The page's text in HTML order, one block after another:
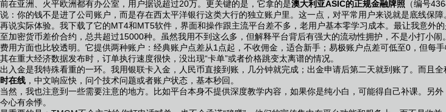
前在亚洲、火平欧洲都有办公室，用户据说超过20万。更关键的是，它拿的是澳大利亚ASIC的正规金融牌照 （编号
说：你的钱不是进了公司账户，而是存在西太平洋银行这类大行的独立账户里。这一点，对平常用户来说就是底线保障
再说实际体验。我下载了它的MT4和MT5软件，界面和操作跟主流平台差不多，老用户基本零学习成本。最让我意
至加密货币差价合约，总共超过15000种。虽然我用不到这么多，但解释平台背后有强大的流动性拥护，不是小打小闹。
费用方面也比较透明。它提供两种账户：经典账户点差从1点起，不收佣金，适合新手；易极账户点差可低至0，但
其在重大经济数据发布时，订单执行速度很快，没出现“卡单”或者价格跳变太离谱的情况。
出入金是我特殊看重的一环。我用银联卡入金，人民币直接到账，几分钟就完成；出金申请后第二天就到账了。而且
时在线 ，中文响应快，问个技术问题或者账户状态，基本秒回。
当然，我也注意到一些需要注意的地方。比如平台本身不提供深度教学内容，如果你是纯小白，可能得自己补课。
今心有余悸。